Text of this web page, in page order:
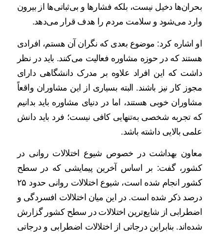
بحران‌ها دخیل نیست، بلکه فشارها و بی‌ثباتی‌ها از بیرون
وارد می‌شود و سلامت مردم را هدف قرار می‌دهد.
او اشاره کرد: موضوع بعدی که نگران آن هستم، افرادی
هستند که در حوزه مشاوره فعالیت می‌کنند. باید در نظر
داشت که این افراد علاوه بر مدرک دانشگاهی دارای
مجوز کار نیز باشند. البته بسیاری از این مشاوران واقعاً
مشاوران خوبی هستند، اما در دنیای مشاوره باید بدانیم
که تجربه شخصی به‌تنهایی کافی نیست؛ فرد باید دانش
علمی بالایی داشته باشد.
معاون بهداشت در خصوص شیوع اختلالات روانی در
کشور، گفت: بر اساس آخرین پیمایشی که در سطح
کشور انجام شده است، شیوع اختلالات روانی حدود ۲۵
درصد ذکر شده است. در این میان اختلالات افسردگی و
اضطرابی از شایع‌ترین اختلالات در سطح کشور گزارش
شده‌اند. بنابراین درجاتی از اختلالات اضطرابی و درجاتی